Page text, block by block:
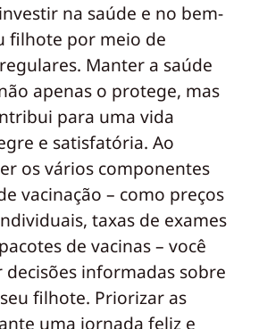
na saúde e no bem-
filhote por meio de
Manter a saúde
apenas o protege, mas
para uma vida
e satisfatória. Ao
os vários componentes
vacinação – como preços
taxas de exames
de vacinas – você
informadas sobre
filhote. Priorizar as
uma jornada feliz e